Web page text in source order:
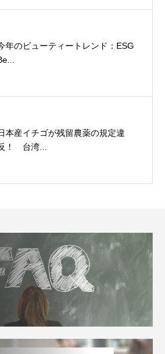
年のビューティートレンド：ESG
本産イチゴが残留農薬の規定違
！ 台湾...